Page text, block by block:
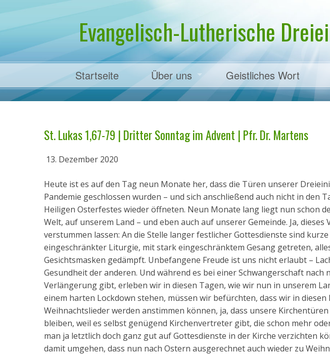
Evangelisch-Lutherische
Startseite
Über uns
Pfarrer Dr. Martens
Geistliches Wort
St. Lukas 1,67-79 | Dritter Sonntag im Advent | Pfr. Dr. Martens
13. Dezember 2020
Heute ist es auf den Tag neun Monate her, dass die Türen unserer
Pandemie geschlossen wurden – und sich anschließend auch nicht in den
Heiligen Osterfestes wieder öffneten. Neun Monate lang liegt nun schon
Welt, auf unserem Land – und eben auch auf unserer Gemeinde. Ja,
verstummen lassen: An die Stelle langer festlicher Gottesdienste sind
eingeschränkter Liturgie, mit stark eingeschränktem Gesang getreten,
Gesichtsmasken gedämpft. Unbefangene Freude ist uns nicht erlaubt –
Gesundheit der anderen. Und während es bei einer Schwangerschaft
Verlängerung gibt, erleben wir in diesen Tagen, wie wir nun in unserem
einem harten Lockdown stehen, müssen wir befürchten, dass wir in diesen
Weihnachtslieder werden anstimmen können, ja, dass unsere
bleiben, weil es selbst genügend Kirchenvertreter gibt, die schon mehr
man ja letztlich doch ganz gut auf Gottesdienste in der Kirche verzichten
damit umgehen, dass nun nach Ostern ausgerechnet auch wieder zu